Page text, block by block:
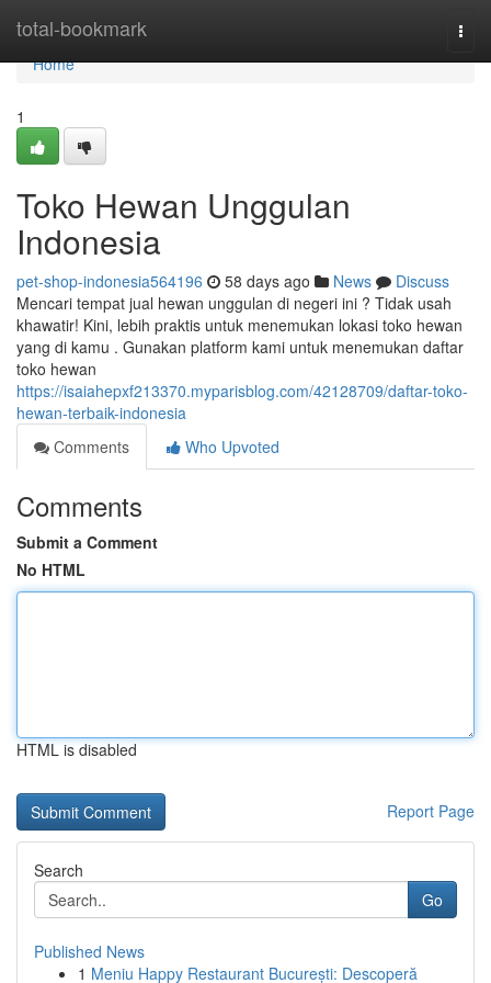
total-bookmark
Home
Home
1
Toko Hewan Unggulan
Indonesia
pet-shop-indonesia564196 58 days ago News
Discuss
Mencari tempat jual hewan unggulan di negeri ini ? Tidak usah
khawatir! Kini, lebih praktis untuk menemukan lokasi toko hewan
yang di kamu . Gunakan platform kami untuk menemukan daftar
toko hewan
https://isaiahepxf213370.myparisblog.com/42128709/daftar-toko-
hewan-terbaik-indonesia
Comments
Who Upvoted
Comments
Submit a Comment
No HTML
HTML is disabled
Report Page
Search
Go
Published News
1 Meniu Happy Restaurant București: Descoperă